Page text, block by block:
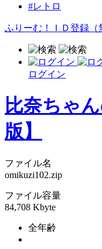
#レトロ
ふりーむ！ＩＤ登録（
ログイン
比奈ちゃ
版】
ファイル名
omikuzi102.zip
ファイル容量
84,708 Kbyte
全年齢